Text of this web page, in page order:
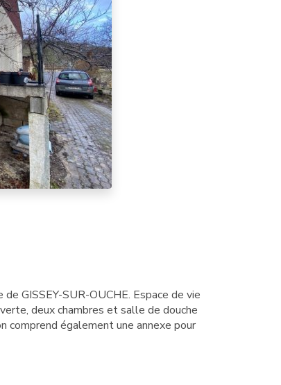
GISSEY-SUR-OUCHE. Espace de vie
deux chambres et salle de douche
comprend également une annexe pour